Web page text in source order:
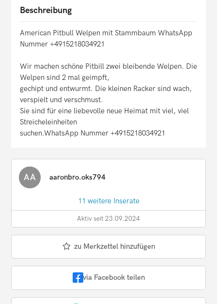
Beschreibung
American Pitbull Welpen mit Stammbaum WhatsApp
Nummer +4915218034921
Wir machen schöne Pitbill zwei bleibende Welpen. Die
Welpen sind 2 mal geimpft,
gechipt und entwurmt. Die kleinen Racker sind wach,
verspielt und verschmust.
Sie sind für eine liebevolle neue Heimat mit viel, viel
Streicheleinheiten
suchen.WhatsApp Nummer +4915218034921
AA aaronbro.oks794
11 weitere Inserate
Aktiv seit 23.09.2024
zu Merkzettel hinzufügen
via Facebook teilen